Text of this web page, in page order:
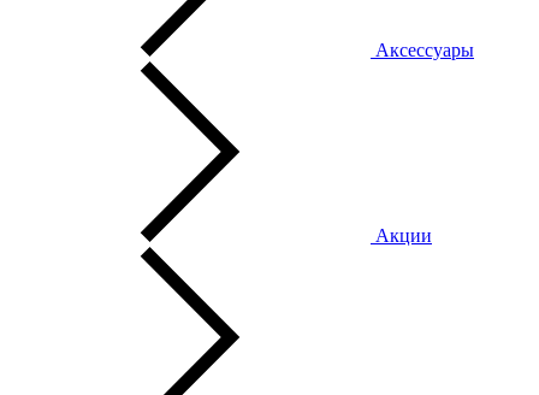
Аксессуары
Акции